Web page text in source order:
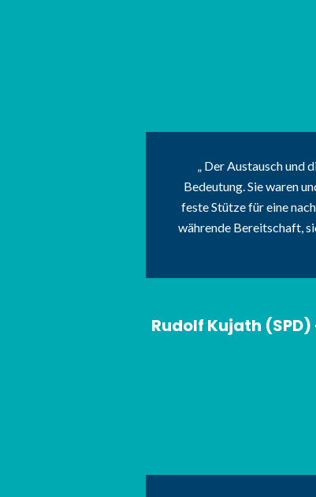
Der Austausch und
Bedeutung. Sie waren
feste Stütze für eine
währende Bereitschaft,
Rudolf Kujath